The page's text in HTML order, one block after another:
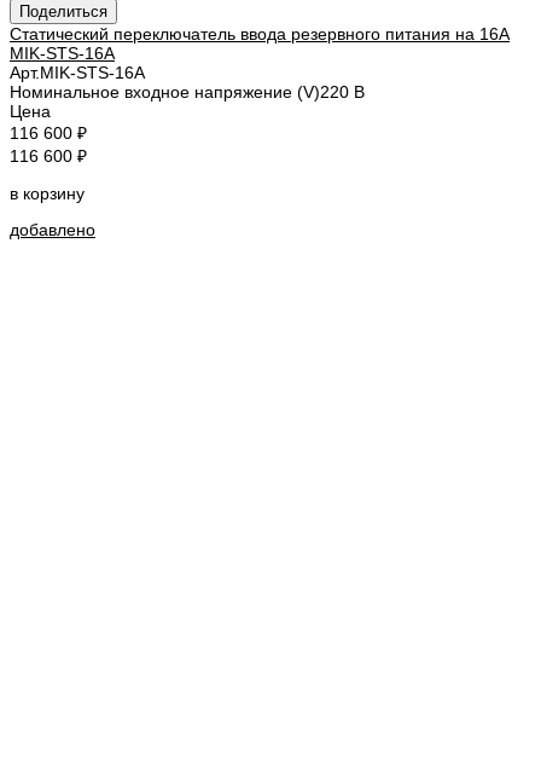
Поделиться
Статический переключатель ввода резервного питания на 16А
MIK-STS-16A
Арт.MIK-STS-16A
Номинальное входное напряжение (V)220 В
Цена
116 600 ₽
116 600 ₽
в корзину
добавлено